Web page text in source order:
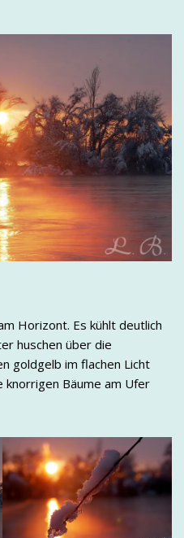
Horizont. Es kühlt deutlich
huschen über die
goldgelb im flachen Licht
knorrigen Bäume am Ufer